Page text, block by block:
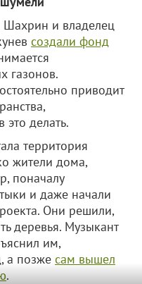
и владелец
создали фонд
газонов.
приводит
это делать.
территория
жители дома,
поначалу
и даже начали
Они решили,
деревья. Музыкант
им,
а позже сам вышел
.